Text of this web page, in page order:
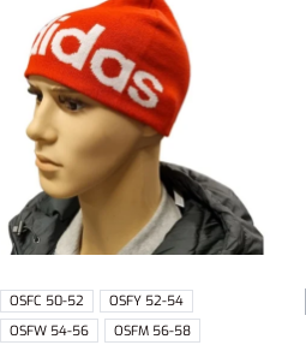
OSFC 50-52
OSFY 52-54
OSFW 54-56
OSFM 56-58